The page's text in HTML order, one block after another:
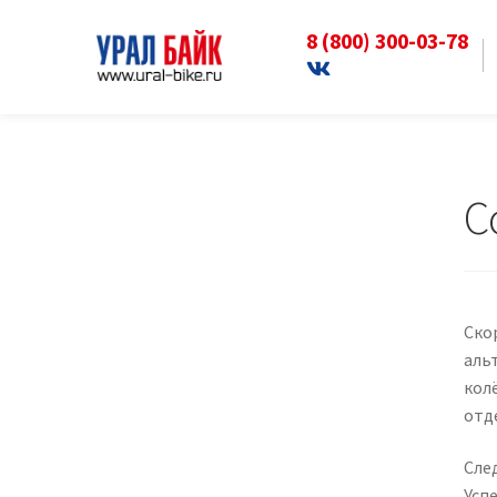
8 (800) 300-03-78
Перейти
к
Перейти
к